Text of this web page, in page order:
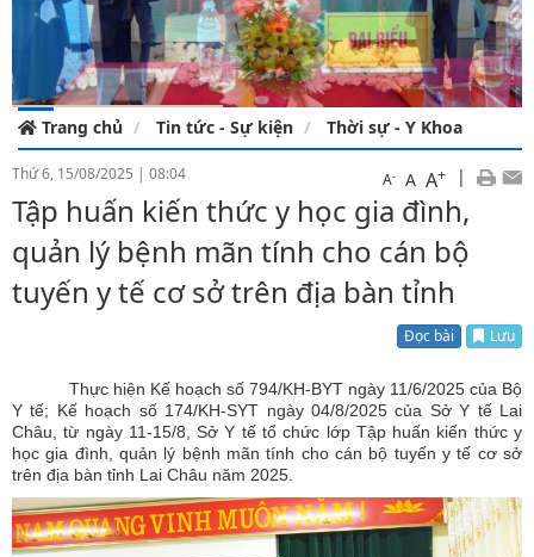
Trang chủ Tin tức - Sự kiện Thời sự - Y Khoa
Thứ 6, 15/08/2025 | 08:04 A- A A+ |
Tập huấn kiến thức y học gia đình,
quản lý bệnh mãn tính cho cán bộ
tuyến y tế cơ sở trên địa bàn tỉnh
Đọc bài Lưu
Thực hiện Kế hoạch số 794/KH-BYT ngày 11/6/2025 của Bộ
Y tế; Kế hoạch số 174/KH-SYT ngày 04/8/2025 của Sở Y tế Lai
Châu, từ ngày 11-15/8, Sở Y tế tổ chức lớp Tập huấn kiến thức y
học gia đình, quản lý bệnh mãn tính cho cán bộ tuyến y tế cơ sở
trên địa bàn tỉnh Lai Châu năm 2025.